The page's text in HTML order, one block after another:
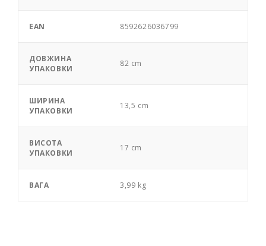
EAN 8592626036799
ДОВЖИНА
УПАКОВКИ
82 cm
ШИРИНА
УПАКОВКИ
13,5 cm
ВИСОТА
УПАКОВКИ
17 cm
ВАГА 3,99 kg